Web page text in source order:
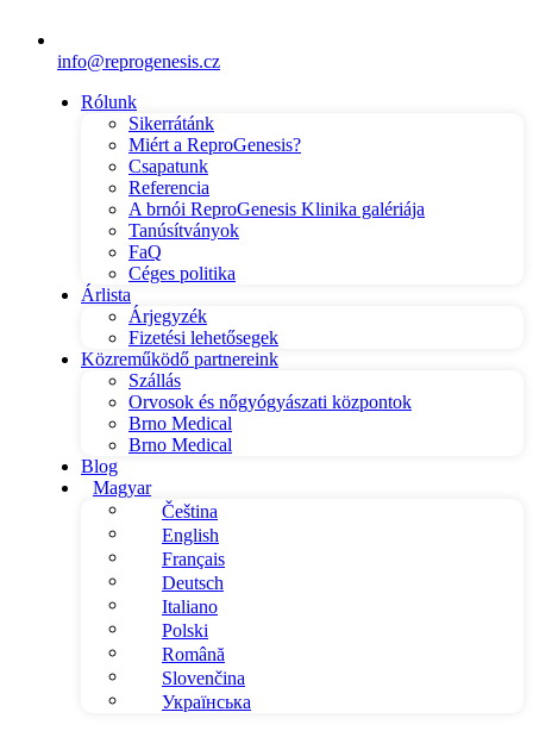
info@reprogenesis.cz
Rólunk
Sikerrátánk
Miért a ReproGenesis?
Csapatunk
Referencia
A brnói ReproGenesis Klinika galériája
Tanúsítványok
FaQ
Céges politika
Árlista
Árjegyzék
Fizetési lehetősegek
Közreműködő partnereink
Szállás
Orvosok és nőgyógyászati központok
Brno Medical
Brno Medical
Blog
Magyar
Čeština
English
Français
Deutsch
Italiano
Polski
Română
Slovenčina
Українська